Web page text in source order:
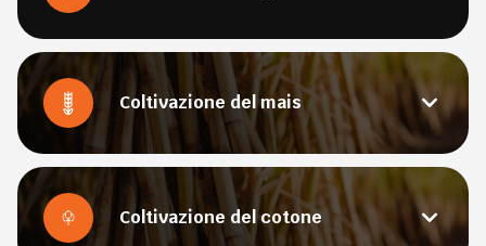
Coltivazione del mais
Coltivazione del cotone